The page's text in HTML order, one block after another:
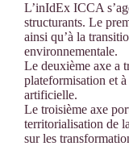
L’inIdEx ICCA
structurants. Le
ainsi qu’à la
environnementale.
Le deuxième axe a
plateformisation et
artificielle.
Le troisième axe
territorialisation de
sur les